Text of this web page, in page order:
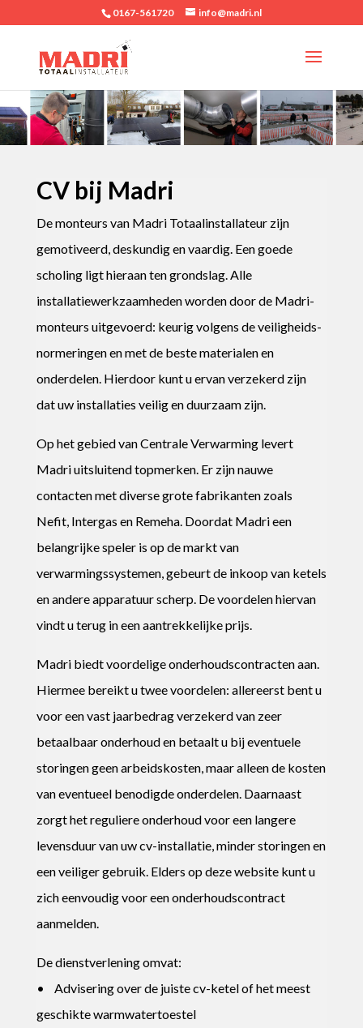
0167-561720 info@madri.nl
CV bij Madri
De monteurs van Madri Totaalinstallateur zijn
gemotiveerd, deskundig en vaardig. Een goede
scholing ligt hieraan ten grondslag. Alle
installatiewerkzaamheden worden door de Madri-
monteurs uitgevoerd: keurig volgens de veiligheids-
normeringen en met de beste materialen en
onderdelen. Hierdoor kunt u ervan verzekerd zijn
dat uw installaties veilig en duurzaam zijn.
Op het gebied van Centrale Verwarming levert
Madri uitsluitend topmerken. Er zijn nauwe
contacten met diverse grote fabrikanten zoals
Nefit, Intergas en Remeha. Doordat Madri een
belangrijke speler is op de markt van
verwarmingssystemen, gebeurt de inkoop van ketels
en andere apparatuur scherp. De voordelen hiervan
vindt u terug in een aantrekkelijke prijs.
Madri biedt voordelige onderhoudscontracten aan.
Hiermee bereikt u twee voordelen: allereerst bent u
voor een vast jaarbedrag verzekerd van zeer
betaalbaar onderhoud en betaalt u bij eventuele
storingen geen arbeidskosten, maar alleen de kosten
van eventueel benodigde onderdelen. Daarnaast
zorgt het reguliere onderhoud voor een langere
levensduur van uw cv-installatie, minder storingen en
een veiliger gebruik. Elders op deze website kunt u
zich eenvoudig voor een onderhoudscontract
aanmelden.
De dienstverlening omvat:
• Advisering over de juiste cv-ketel of het meest
geschikte warmwatertoestel